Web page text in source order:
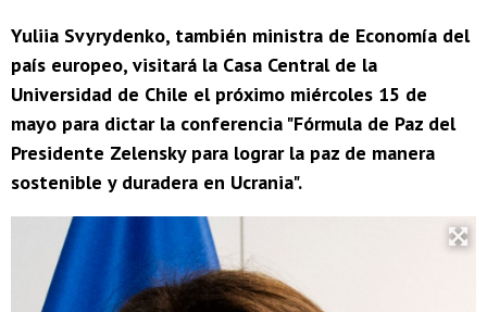
Yuliia Svyrydenko, también ministra de Economía del
país europeo, visitará la Casa Central de la
Universidad de Chile el próximo miércoles 15 de
mayo para dictar la conferencia "Fórmula de Paz del
Presidente Zelensky para lograr la paz de manera
sostenible y duradera en Ucrania".